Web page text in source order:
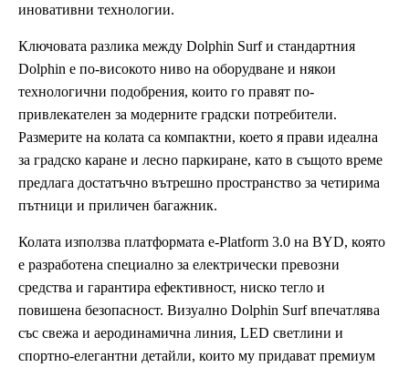
иновативни технологии.
Ключовата разлика между Dolphin Surf и стандартния
Dolphin е по-високото ниво на оборудване и някои
технологични подобрения, които го правят по-
привлекателен за модерните градски потребители.
Размерите на колата са компактни, което я прави идеална
за градско каране и лесно паркиране, като в същото време
предлага достатъчно вътрешно пространство за четирима
пътници и приличен багажник.
Колата използва платформата e-Platform 3.0 на BYD, която
е разработена специално за електрически превозни
средства и гарантира ефективност, ниско тегло и
повишена безопасност. Визуално Dolphin Surf впечатлява
със свежа и аеродинамична линия, LED светлини и
спортно-елегантни детайли, които му придават премиум